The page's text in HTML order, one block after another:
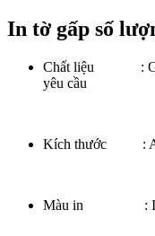
In tờ gấp số
Chất liệu : Giấy
yêu cầu
Kích thước : A4
Màu in : In 4